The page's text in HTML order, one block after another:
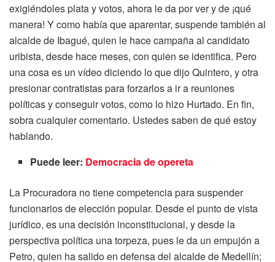
exigiéndoles plata y votos, ahora le da por ver y de ¡qué
manera! Y como había que aparentar, suspende también al
alcalde de Ibagué, quien le hace campaña al candidato
uribista, desde hace meses, con quien se identifica. Pero
una cosa es un vídeo diciendo lo que dijo Quintero, y otra
presionar contratistas para forzarlos a ir a reuniones
políticas y conseguir votos, como lo hizo Hurtado. En fin,
sobra cualquier comentario. Ustedes saben de qué estoy
hablando.
Puede leer: Democracia de opereta
La Procuradora no tiene competencia para suspender
funcionarios de elección popular. Desde el punto de vista
jurídico, es una decisión inconstitucional, y desde la
perspectiva política una torpeza, pues le da un empujón a
Petro, quien ha salido en defensa del alcalde de Medellín;